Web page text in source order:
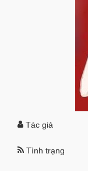
Tác giả
Tình trạng